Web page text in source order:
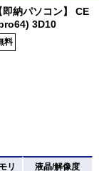
納パソコン】 CE
3D10
料
リ 液晶/解像度